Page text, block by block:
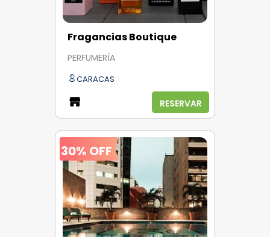
Fragancias Boutique
PERFUMERÍA
CARACAS
RESERVAR
30% OFF